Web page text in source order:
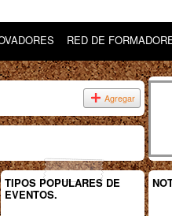
RED DE
Agregar
TIPOS POPULARES DE
EVENTOS.